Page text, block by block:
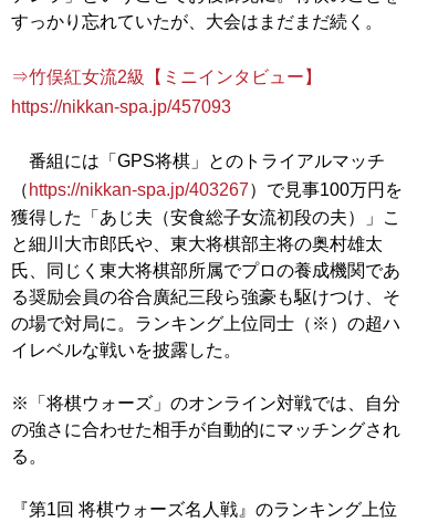
すっかり忘れていたが、大会はまだまだ続く。
⇒竹俣紅女流2級【ミニインタビュー】
https://nikkan-spa.jp/457093
番組には「GPS将棋」とのトライアルマッチ
（ https://nikkan-spa.jp/403267）で見事100万円を
獲得した「あじ夫（安食総子女流初段の夫）」こ
と細川大市郎氏や、東大将棋部主将の奥村雄太
氏、同じく東大将棋部所属でプロの養成機関であ
る奨励会員の谷合廣紀三段ら強豪も駆けつけ、そ
の場で対局に。ランキング上位同士（※）の超ハ
イレベルな戦いを披露した。
※「将棋ウォーズ」のオンライン対戦では、自分
の強さに合わせた相手が自動的にマッチングされ
る。
『第1回 将棋ウォーズ名人戦』のランキング上位